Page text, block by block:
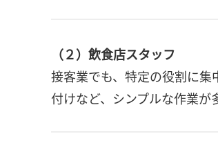
（２）飲食店スタッフ
接客業でも、特定の役割に集
付けなど、シンプルな作業が